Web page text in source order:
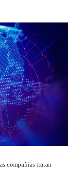
compañías tratan